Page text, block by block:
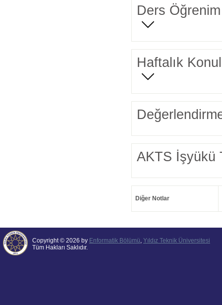
Ders Öğrenim
Haftalık
AKTS İşyükü
Diğer Notlar
Copyright © 2026 by Enformatik Bölümü, Yıldız Teknik Üniversitesi
Tüm Hakları Saklıdır.